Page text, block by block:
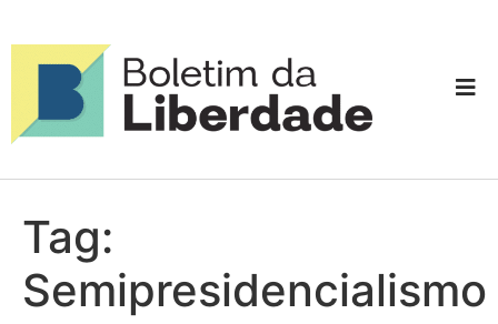
Tag:
Semipresidencialismo